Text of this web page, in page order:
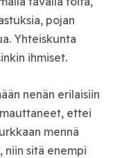
pojan
Yhteiskunta
ihmiset.
nenän erilaisiin
ettei
mennä
niin sitä enempi